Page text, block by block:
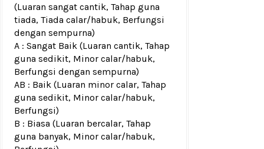
(Luaran sangat cantik, Tahap guna
tiada, Tiada calar/habuk, Berfungsi
dengan sempurna)
A : Sangat Baik (Luaran cantik, Tahap
guna sedikit, Minor calar/habuk,
Berfungsi dengan sempurna)
AB : Baik (Luaran minor calar, Tahap
guna sedikit, Minor calar/habuk,
Berfungsi)
B : Biasa (Luaran bercalar, Tahap
guna banyak, Minor calar/habuk,